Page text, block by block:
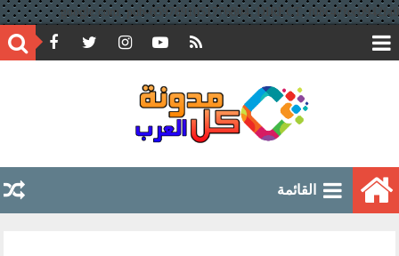
google.com, pub-6597891051776804, DIRECT, f08c47fec0942fa0
القائمة